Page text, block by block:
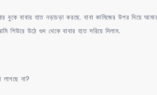
বাবার হাত নড়াচড়া করছে. বাবা কামিজের উপর দিয়ে
শিউরে উঠে গুদ থেকে বাবার হাত সরিয়ে দিলাম.
না?